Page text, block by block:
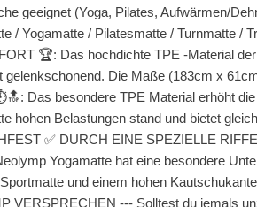
geeignet (Yoga, Pilates, Aufwärmen/
/ Yogamatte / Pilatesmatte / Turnmatte /
🏆: Das hochdichte TPE -Material
gelenkschonend. Die Maße (183cm x
Das besondere TPE Material erhöht
hohen Belastungen stand und bietet
✅ DURCH EINE SPEZIELLE
Yogamatte hat eine besondere
und einem hohen
VERSPRECHEN --- Solltest du jemals